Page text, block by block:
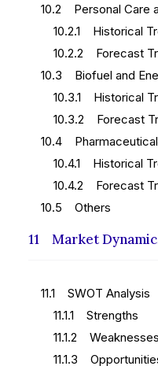
10.2 Personal Care
10.2.1 Historical
10.2.2 Forecast
10.3 Biofuel and
10.3.1 Historical
10.3.2 Forecast
10.4
10.4.1 Historical
10.4.2 Forecast
10.5 Others
11 Market
11.1 SWOT Analysis
11.1.1 Strengths
11.1.2 Weaknesses
11.1.3